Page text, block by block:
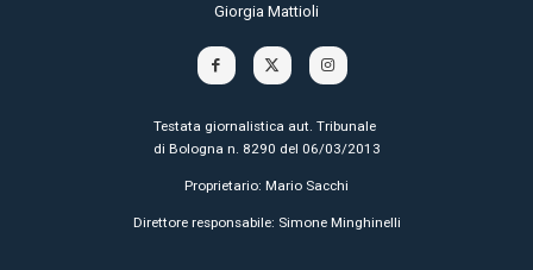
Giorgia Mattioli
Testata giornalistica aut. Tribunale
di Bologna n. 8290 del 06/03/2013
Proprietario: Mario Sacchi
Direttore responsabile: Simone Minghinelli